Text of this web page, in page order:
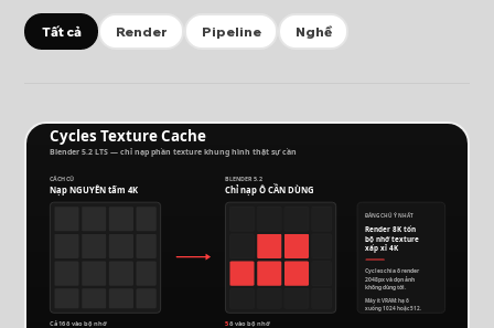
Tất cả Render Pipeline Nghề